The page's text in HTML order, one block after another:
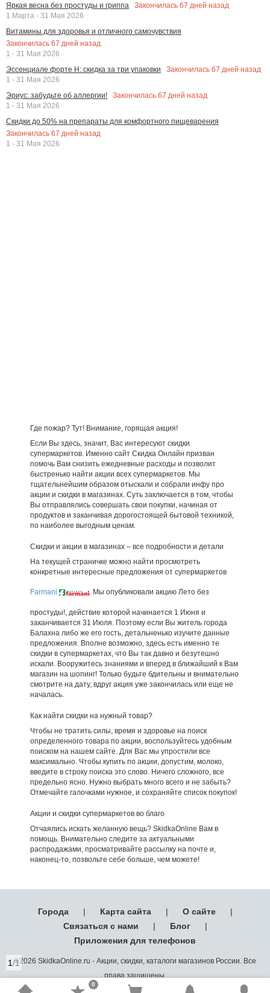
1/1
Яркая весна без простуды и гриппа
Закончилась 67 дней назад
1 Марта - 31 Мая 2026
Витамины для здоровья и отличного самочувствия
Закончилась 67 дней назад
1 - 31 Мая 2026
Эссенциале форте Н: скидка за три упаковки
Закончилась 67 дней назад
1 - 31 Мая 2026
Эриус: забудьте об аллергии!
Закончилась 67 дней назад
1 - 31 Мая 2026
Скидки до 50% на препараты для комфортного пищеварения
Закончилась 67 дней назад
1 - 31 Мая 2026
Где пожар? Тут! Внимание, горящая акция!
Если Вы здесь, значит, Вас интересуют скидки
супермаркетов. Именно сайт Скидка Онлайн призван
помочь Вам снизить ежедневные расходы и позволит
быстренько найти акции всех супермаркетов. Мы
тщательнейшим образом отыскали и собрали инфу про
акции и скидки в магазинах. Суть заключается в том, чтобы
Вы отправлялись совершать свои покупки, начиная от
продуктов и заканчивая дорогостоящей бытовой техникой,
по наиболее выгодным ценам.
Скидки и акции в магазинах – все подробности и детали
На текущей страничке можно найти просмотреть
конкретные интересные предложения от супермаркетов
Farmani . Мы опубликовали акцию Лето без
простуды!, действие которой начинается 1 Июня и
заканчивается 31 Июля. Поэтому если Вы житель города
Балахна либо же его гость, детальненько изучите данные
предложения. Вполне возможно, здесь есть именно те
скидки в супермаркетах, что Вы так давно и безутешно
искали. Вооружитесь знаниями и вперед в ближайший к Вам
магазин на шопинг! Только будьте бдительны и внимательно
смотрите на дату, вдруг акция уже закончилась или еще не
началась.
Как найти скидки на нужный товар?
Чтобы не тратить силы, время и здоровье на поиск
определенного товара по акции, воспользуйтесь удобным
поиском на нашем сайте. Для Вас мы упростили все
максимально. Чтобы купить по акции, допустим, молоко,
введите в строку поиска это слово. Ничего сложного, все
предельно ясно. Нужно выбрать много всего и не забыть?
Отмечайте галочками нужное, и сохраняйте список покупок!
Акции и скидки супермаркетов во благо
Отчаялись искать желанную вещь? SkidkaOnline Вам в
помощь. Внимательно следите за актуальными
распродажами, просматривайте рассылку на почте и,
наконец-то, позвольте себе больше, чем можете!
Города | Карта сайта | О сайте
|
Связаться с нами
| Блог
|
Приложения для телефонов
©2026 SkidkaOnline.ru - Акции, скидки, каталоги магазинов России. Все
права защищены.
0